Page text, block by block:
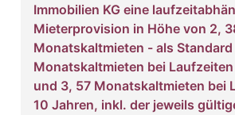
Immobilien KG eine
Mieterprovision in Höhe von 2,
Monatskaltmieten - als
Monatskaltmieten bei
und 3, 57 Monatskaltmieten bei
10 Jahren, inkl. der jeweils